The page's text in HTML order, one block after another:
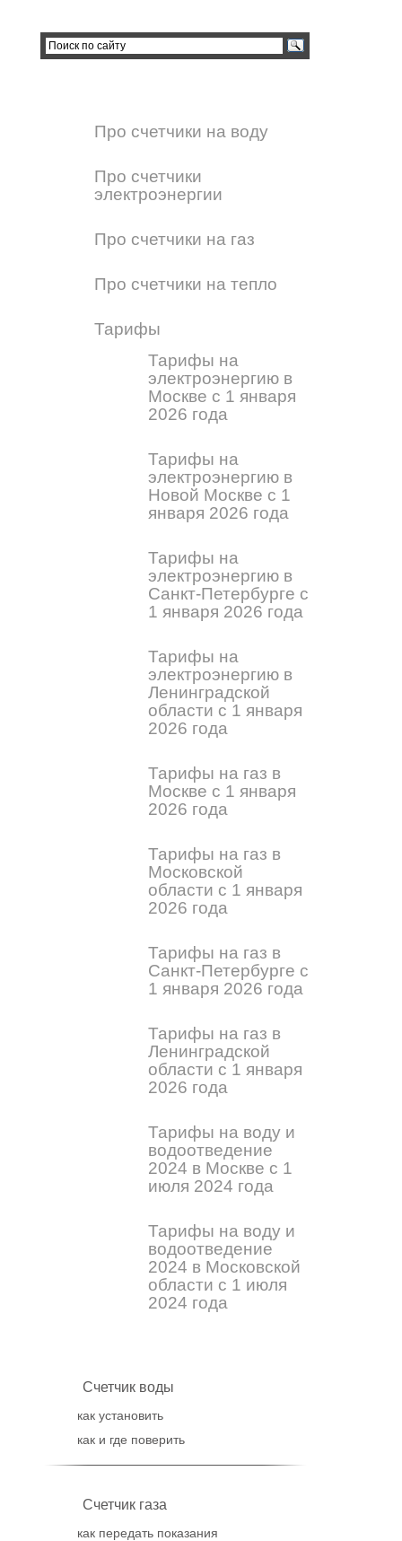
Про счетчики на воду
Про счетчики
электроэнергии
Про счетчики на газ
Про счетчики на тепло
Тарифы
Тарифы на
электроэнергию в
Москве с 1 января
2026 года
Тарифы на
электроэнергию в
Новой Москве с 1
января 2026 года
Тарифы на
электроэнергию в
Санкт-Петербурге с
1 января 2026 года
Тарифы на
электроэнергию в
Ленинградской
области с 1 января
2026 года
Тарифы на газ в
Москве с 1 января
2026 года
Тарифы на газ в
Московской
области с 1 января
2026 года
Тарифы на газ в
Санкт-Петербурге с
1 января 2026 года
Тарифы на газ в
Ленинградской
области с 1 января
2026 года
Тарифы на воду и
водоотведение
2024 в Москве с 1
июля 2024 года
Тарифы на воду и
водоотведение
2024 в Московской
области с 1 июля
2024 года
Счетчик воды
как установить
как и где поверить
Счетчик газа
как передать показания